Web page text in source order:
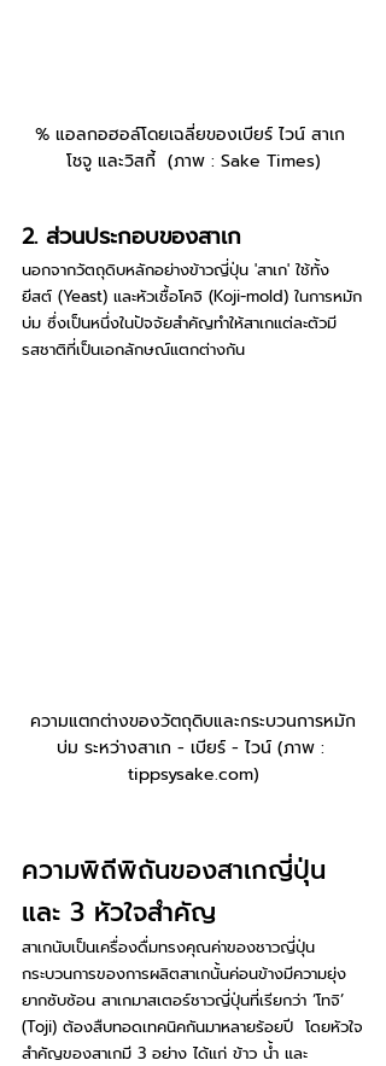
% แอลกอฮอล์โดยเฉลี่ยของเบียร์ ไวน์ สาเก
โชจู และวิสกี้  (ภาพ : Sake Times)
2. ส่วนประกอบของสาเก
นอกจากวัตถุดิบหลักอย่างข้าวญี่ปุ่น 'สาเก' ใช้ทั้ง
ยีสต์ (Yeast) และหัวเชื้อโคจิ (Koji-mold) ในการหมัก
บ่ม ซึ่งเป็นหนึ่งในปัจจัยสำคัญทำให้สาเกแต่ละตัวมี
รสชาติที่เป็นเอกลักษณ์แตกต่างกัน
ความแตกต่างของวัตถุดิบและกระบวนการหมัก
บ่ม ระหว่างสาเก - เบียร์ - ไวน์ (ภาพ :
tippsysake.com)
ความพิถีพิถันของสาเกญี่ปุ่น
และ 3 หัวใจสำคัญ
สาเกนับเป็นเครื่องดื่มทรงคุณค่าของชาวญี่ปุ่น
กระบวนการของการผลิตสาเกนั้นค่อนข้างมีความยุ่ง
ยากซับซ้อน สาเกมาสเตอร์ชาวญี่ปุ่นที่เรียกว่า ‘โทจิ’
(Toji) ต้องสืบทอดเทคนิคกันมาหลายร้อยปี  โดยหัวใจ
สำคัญของสาเกมี 3 อย่าง ได้แก่ ข้าว น้ำ และ